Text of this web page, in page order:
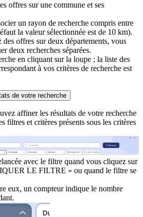
offres sur une commune et ses
un rayon de recherche compris entre
la valeur sélectionnée est de 10 km).
des offres sur deux départements, vous
deux recherches séparées.
en cliquant sur la loupe ; la liste des
à vos critères de recherche est
de votre recherche
affiner les résultats de votre recherche
filtres et critères présents sous les critères
avec le filtre quand vous cliquez sur
LE FILTRE » ou quand le filtre se
eux, un compteur indique le nombre